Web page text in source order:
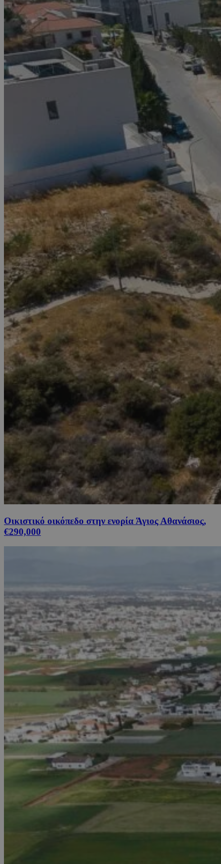
Οικιστικό οικόπεδο στην ενορία Άγιος Αθανάσιος,
€290,000